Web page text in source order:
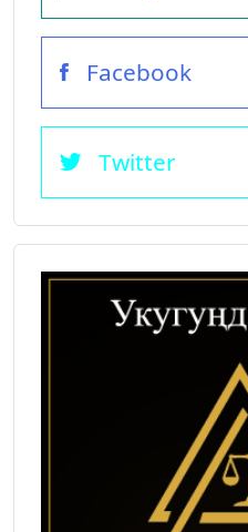
Facebook
Twitter